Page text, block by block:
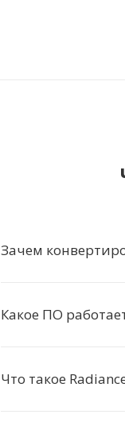
Зачем
Какое ПО
Что такое